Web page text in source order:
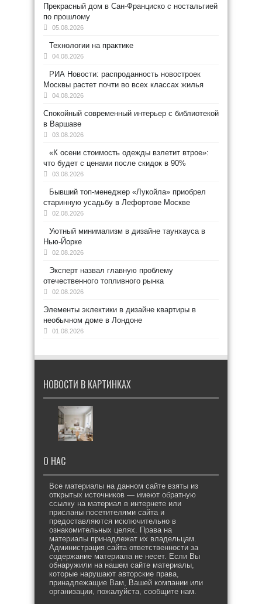
Прекрасный дом в Сан-Франциско с ностальгией
по прошлому
05.08.2026
Технологии на практике
04.08.2026
РИА Новости: распроданность новостроек
Москвы растет почти во всех классах жилья
04.08.2026
Спокойный современный интерьер с библиотекой
в Варшаве
03.08.2026
«К осени стоимость одежды взлетит втрое»:
что будет с ценами после скидок в 90%
03.08.2026
Бывший топ-менеджер «Лукойла» приобрел
старинную усадьбу в Лефортове Москве
02.08.2026
Уютный минимализм в дизайне таунхауса в
Нью-Йорке
02.08.2026
Эксперт назвал главную проблему
отечественного топливного рынка
02.08.2026
Элементы эклектики в дизайне квартиры в
необычном доме в Лондоне
01.08.2026
НОВОСТИ В КАРТИНКАХ
О НАС
Все материалы на данном сайте взяты из
открытых источников — имеют обратную
ссылку на материал в интернете или
присланы посетителями сайта и
предоставляются исключительно в
ознакомительных целях. Права на
материалы принадлежат их владельцам.
Администрация сайта ответственности за
содержание материала не несет. Если Вы
обнаружили на нашем сайте материалы,
которые нарушают авторские права,
принадлежащие Вам, Вашей компании или
организации, пожалуйста, сообщите нам.